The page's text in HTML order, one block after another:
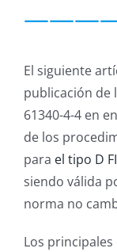
El siguiente
publicación de
61340-4-4 en
de los
para el tipo D
siendo válida
norma no
Los principales